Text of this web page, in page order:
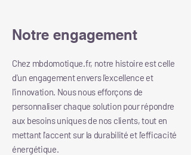
Notre engagement
Chez mbdomotique.fr, notre histoire est celle
d'un engagement envers l'excellence et
l'innovation. Nous nous efforçons de
personnaliser chaque solution pour répondre
aux besoins uniques de nos clients, tout en
mettant l'accent sur la durabilité et l'efficacité
énergétique.